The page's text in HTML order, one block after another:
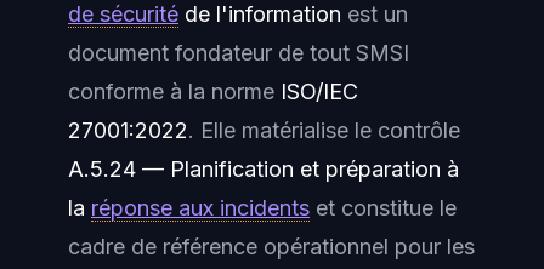
de sécurité de l'information est un
document fondateur de tout SMSI
conforme à la norme ISO/IEC
27001:2022. Elle matérialise le contrôle
A.5.24 — Planification et préparation à
la réponse aux incidents et constitue le
cadre de référence opérationnel pour les